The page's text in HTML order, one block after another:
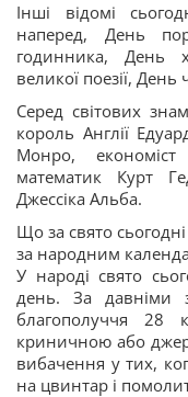
Інші відомі
наперед, День
годинника, День
великої поезії,
Серед світових
король Англії
Монро,
математик Курт
Джессіка Альба.
Що за свято
за народним
У народі свято
день. За давніми
благополуччя 28
криничною або
вибачення у тих,
на цвинтар і